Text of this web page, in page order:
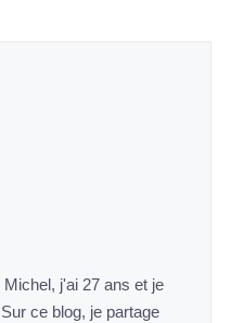
j'ai 27 ans et je
ce blog, je partage